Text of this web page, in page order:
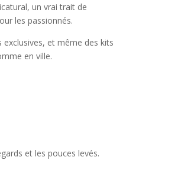
un vrai trait de
les passionnés.
exclusives, et même des kits
en ville.
et les pouces levés.